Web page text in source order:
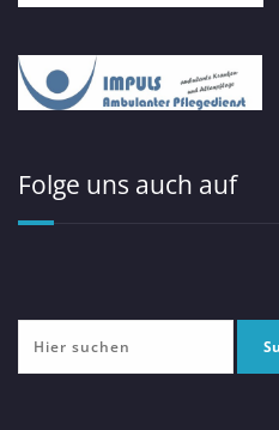
Folge uns auch auf